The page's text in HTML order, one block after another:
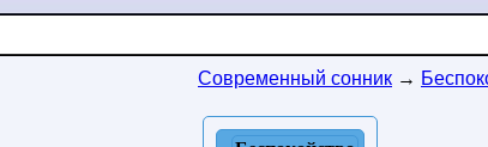
Современный сонник →